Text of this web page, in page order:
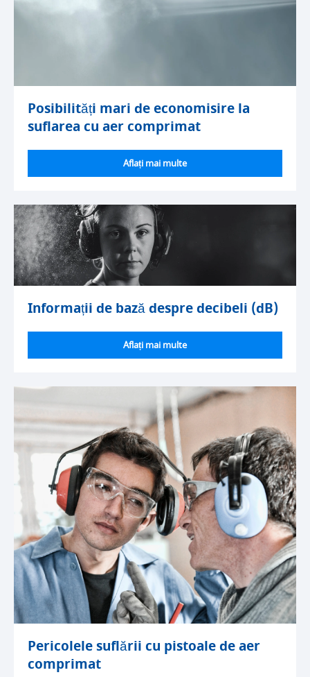
Posibilități mari de economisire la
suflarea cu aer comprimat
Aflați mai multe
Informații de bază despre decibeli (dB)
Aflați mai multe
Pericolele suflării cu pistoale de aer
comprimat